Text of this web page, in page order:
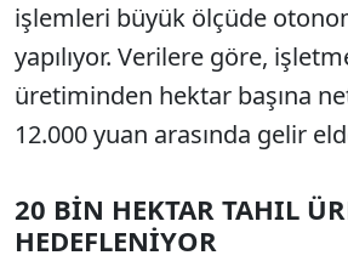
işlemleri büyük ölçüde
yapılıyor. Verilere göre,
üretiminden hektar başına
12.000 yuan arasında gelir
20 BİN HEKTAR TAHIL
HEDEFLENİYOR